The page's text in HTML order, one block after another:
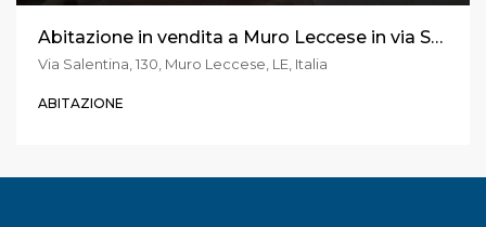
Abitazione in vendita a Muro Leccese in via Salentina
Via Salentina, 130, Muro Leccese, LE, Italia
ABITAZIONE